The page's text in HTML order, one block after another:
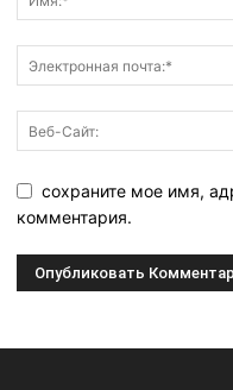
сохраните мое имя,
комментария.